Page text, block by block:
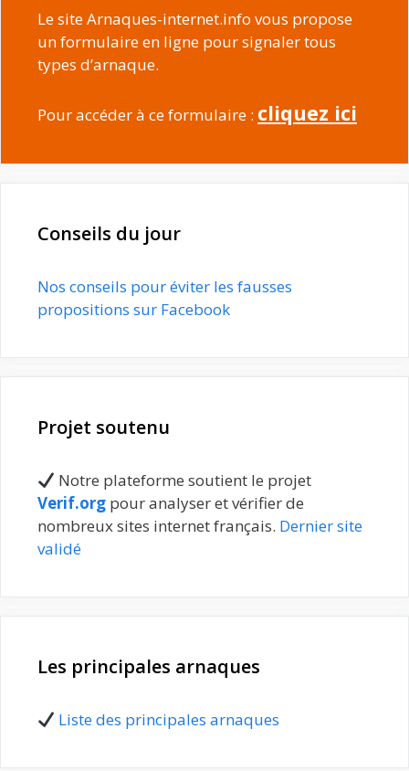
Le site Arnaques-internet.info vous propose
un formulaire en ligne pour signaler tous
types d’arnaque.
Pour accéder à ce formulaire : cliquez ici
Conseils du jour
Nos conseils pour éviter les fausses
propositions sur Facebook
Projet soutenu
Notre plateforme soutient le projet
Verif.org pour analyser et vérifier de
nombreux sites internet français. Dernier site
validé
Les principales arnaques
Liste des principales arnaques